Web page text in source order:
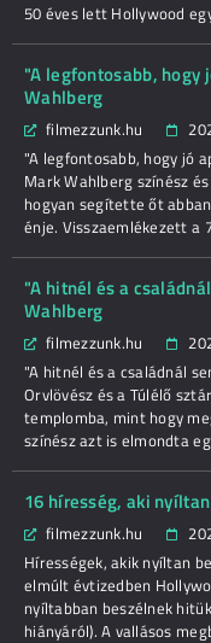
50 éves lett Hollywood
"A legfontosabb, hogy
Wahlberg
filmezzunk.hu
"A legfontosabb, hogy jó
Mark Wahlberg színész
hogyan segítette őt
énje. Visszaemlékezett a
"A hitnél és a
Wahlberg
filmezzunk.hu
"A hitnél és a családnál
Orvlövész és a Túlélő
templomba, mint hogy
színész azt is elmondta
16 híresség, aki
filmezzunk.hu
Hírességek, akik nyíltan
elmúlt évtizedben
nyíltabban beszélnek
hiányáról). A vallásos